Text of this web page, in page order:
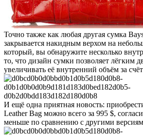
Точно также как любая другая сумка
закрывается накидным верхом на
который, вы обнаружите несколько
то, что дизайн сумки позволяет лёгким
увеличивать её внутренний объём за
И ещё одна приятная новость:
Leather Bag можно всего за 995 $,
меньше по сравнению с другими